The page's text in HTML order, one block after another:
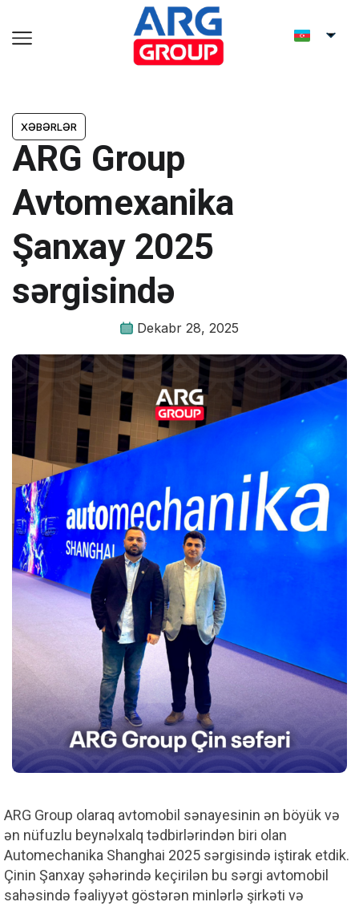
XƏBƏRLƏR
ARG Group
Avtomexanika
Şanxay 2025
sərgisində
Dekabr 28, 2025
ARG Group olaraq avtomobil sənayesinin ən böyük və
ən nüfuzlu beynəlxalq tədbirlərindən biri olan
Automechanika Shanghai 2025 sərgisində iştirak etdik.
Çinin Şanxay şəhərində keçirilən bu sərgi avtomobil
sahəsində fəaliyyət göstərən minlərlə şirkəti və